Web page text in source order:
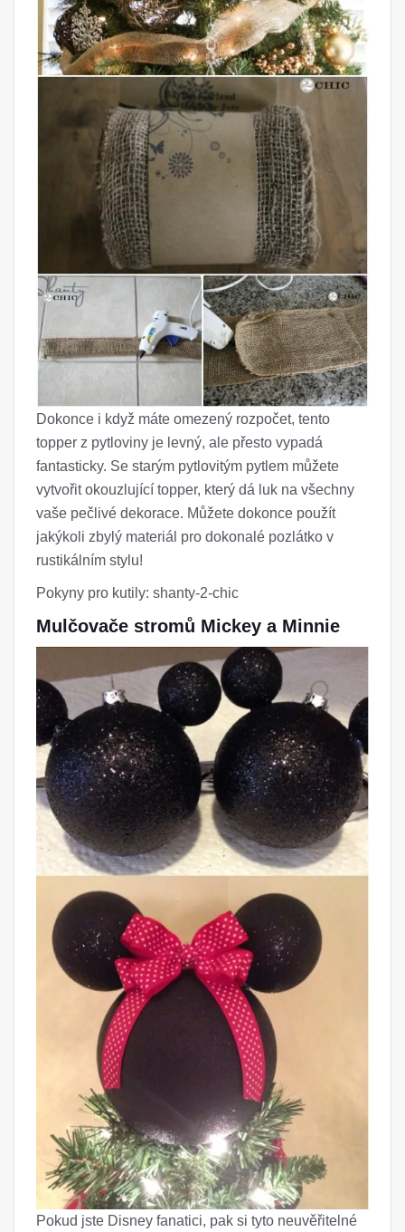
Dokonce i když máte omezený rozpočet, tento
topper z pytloviny je levný, ale přesto vypadá
fantasticky. Se starým pytlovitým pytlem můžete
vytvořit okouzlující topper, který dá luk na všechny
vaše pečlivé dekorace. Můžete dokonce použít
jakýkoli zbylý materiál pro dokonalé pozlátko v
rustikálním stylu!
Pokyny pro kutily: shanty-2-chic
Mulčovače stromů Mickey a Minnie
Pokud jste Disney fanatici, pak si tyto neuvěřitelné